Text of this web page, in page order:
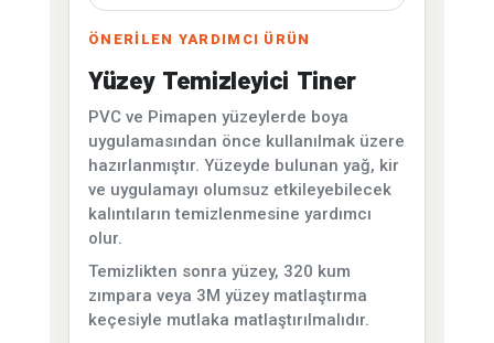
ÖNERİLEN YARDIMCI ÜRÜN
Yüzey Temizleyici Tiner
PVC ve Pimapen yüzeylerde boya
uygulamasından önce kullanılmak üzere
hazırlanmıştır. Yüzeyde bulunan yağ, kir
ve uygulamayı olumsuz etkileyebilecek
kalıntıların temizlenmesine yardımcı
olur.
Temizlikten sonra yüzey, 320 kum
zımpara veya 3M yüzey matlaştırma
keçesiyle mutlaka matlaştırılmalıdır.